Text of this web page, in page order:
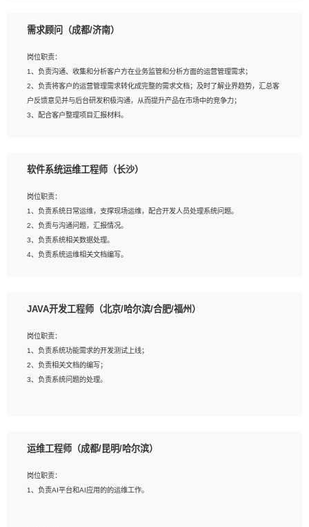
2、2年以上图像处理开发经验，熟悉python和spark开发；
建深度学习系统环境；
4、熟悉OPENCV、HALCON等常用图像处理软件，熟练进行图像处理；
5、熟悉主流的分类算法、聚类算法和关联分析算法原理，能熟练使用神经网络算法
的进行业务建模；
6、对OCR领域有深入的研究，熟悉模型调参，压缩和整型化方法；
需求顾问（成都/济南）
岗位职责：
1、负责沟通、收集和分析客户方在业务监管和分析方面的运营管理需求；
2、负责将客户的运营管理需求转化成完整的需求文档；及时了解业界趋势，汇总客
户反馈意见并与后台研发积极沟通，从而提升产品在市场中的竞争力；
3、配合客户整理项目汇报材料。
1、3年以上运营或解决方案的工作经验。
征，可独立提出完整的优化方案,并推动方案执行达成结果；熟练使用PPT、
WORD、EXCEL等办公软件；
3、深入理解公司各项AI产品和技术信息；具有较强的文档编写能力，能独立撰写
PPT、方案建议书等，面试时需携带个人制作的专业PPT文件进行展示。
软件系统运维工程师（长沙）
岗位职责：
1、负责系统日常运维，支撑现场运维，配合开发人员处理系统问题。
2、负责与沟通问题，汇报情况。
3、负责系统相关数据处理。
4、负责系统运维相关文档编写。
岗位要求：
2、精通linux命令。
3、熟悉oracle、mysql 数据库。
4、善于沟通，具有良好的团队合作精神和协作能力。
5、必须有实际的生产环境系统维护经验。
JAVA开发工程师（北京/哈尔滨/合肥/福州）
岗位职责：
1、负责系统功能需求的开发测试上线；
2、负责相关文档的编写；
3、负责系统问题的处理。
2、熟悉linux命令；
4、熟练使用oracle、mysql进行开发；
5、熟悉流程开发如使用activiti；
运维工程师（成都/昆明/哈尔滨）
岗位职责：
1、负责AI平台和AI应用的的运维工作。